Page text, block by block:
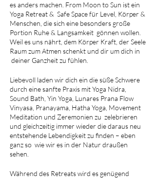
es anders machen. From Moon to Sun ist ein
Yoga Retreat & Safe Space für Level, Körper &
Menschen, die sich eine besonders große
Portion Ruhe & Langsamkeit gönnen wollen.
Weil es uns nährt, dem Körper Kraft, der Seele
Raum zum Atmen schenkt und dir um dich in
deiner Ganzheit zu fühlen.
Liebevoll laden wir dich ein die süße Schwere
durch eine sanfte Praxis mit Yoga Nidra,
Sound Bath, Yin Yoga, Lunares Prana Flow
Vinyasa, Pranayama, Hatha Yoga, Movement
Meditation und Zeremonien zu zelebrieren
und gleichzeitig immer wieder die daraus neu
entstehende Lebendigkeit zu finden – eben
ganz so wie wir es in der Natur draußen
sehen.
Während des Retreats wird es genügend